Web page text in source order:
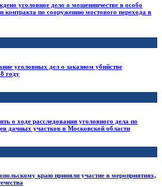
уголовное дело о мошенничестве в особо
контракта по сооружению мостового перехода в
уголовных дел о заказном убийстве
году
о ходе расследования уголовного дела по
дачных участков в Московской области
краю приняли участие в мероприятиях,